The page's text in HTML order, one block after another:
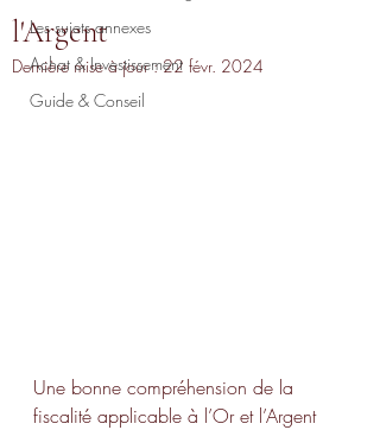
Les sujets annexes
Achat & Investissement
Guide & Conseil
l'Argent
Dernière mise à jour :22 févr. 2024
Une bonne compréhension de la
fiscalité applicable à l’Or et l’Argent